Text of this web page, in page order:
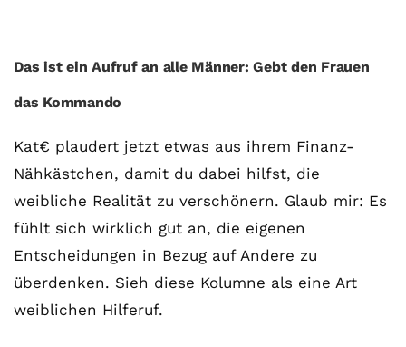
Das ist ein Aufruf an alle Männer: Gebt den Frauen
das Kommando
Kat€ plaudert jetzt etwas aus ihrem Finanz-
Nähkästchen, damit du dabei hilfst, die
weibliche Realität zu verschönern. Glaub mir: Es
fühlt sich wirklich gut an, die eigenen
Entscheidungen in Bezug auf Andere zu
überdenken. Sieh diese Kolumne als eine Art
weiblichen Hilferuf.